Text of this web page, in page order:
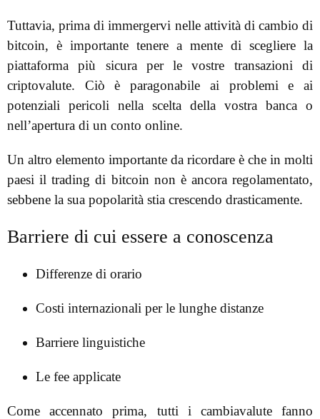
Tuttavia, prima di immergervi nelle attività di cambio di
bitcoin, è importante tenere a mente di scegliere la
piattaforma più sicura per le vostre transazioni di
criptovalute. Ciò è paragonabile ai problemi e ai
potenziali pericoli nella scelta della vostra banca o
nell’apertura di un conto online.
Un altro elemento importante da ricordare è che in molti
paesi il trading di bitcoin non è ancora regolamentato,
sebbene la sua popolarità stia crescendo drasticamente.
Barriere di cui essere a conoscenza
Differenze di orario
Costi internazionali per le lunghe distanze
Barriere linguistiche
Le fee applicate
Come accennato prima, tutti i cambiavalute fanno